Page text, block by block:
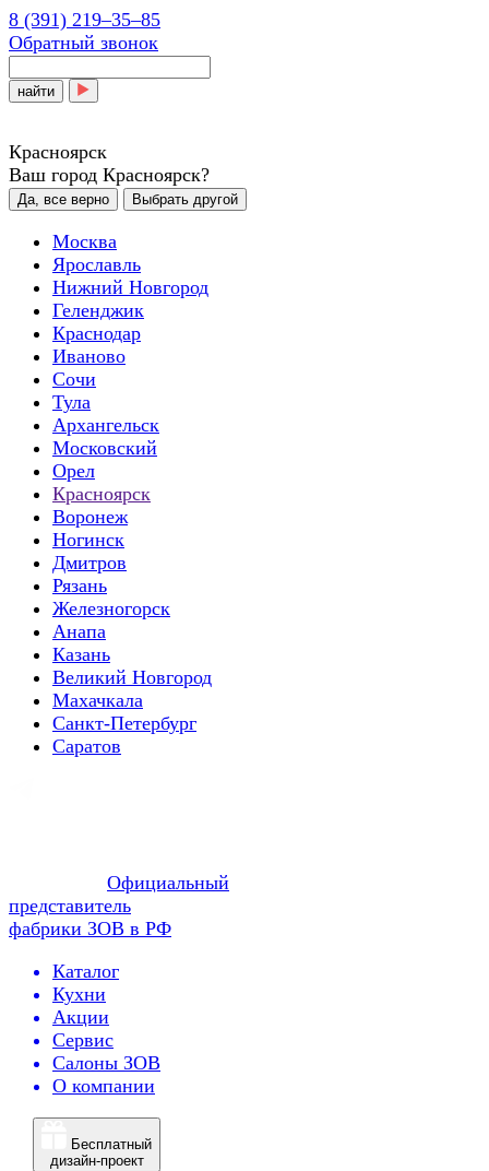
8 (391) 219‒35‒85
Обратный звонок
найти
Красноярск
Ваш город Красноярск?
Да, все верно Выбрать другой
Москва
Ярославль
Нижний Новгород
Геленджик
Краснодар
Иваново
Сочи
Тула
Архангельск
Московский
Орел
Красноярск
Воронеж
Ногинск
Дмитров
Рязань
Железногорск
Анапа
Казань
Великий Новгород
Махачкала
Санкт-Петербург
Саратов
Официальный
представитель
фабрики ЗОВ в РФ
Каталог
Кухни
Акции
Сервис
Салоны ЗОВ
О компании
Бесплатный
дизайн-проект